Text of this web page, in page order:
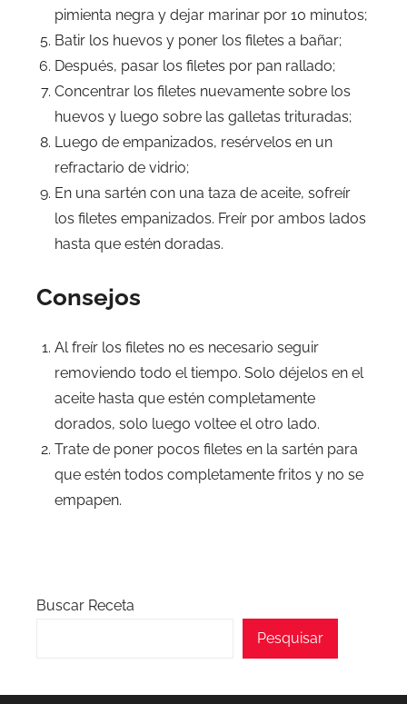
pimienta negra y dejar marinar por 10 minutos;
Batir los huevos y poner los filetes a bañar;
Después, pasar los filetes por pan rallado;
Concentrar los filetes nuevamente sobre los
huevos y luego sobre las galletas trituradas;
Luego de empanizados, resérvelos en un
refractario de vidrio;
En una sartén con una taza de aceite, sofreír
los filetes empanizados. Freír por ambos lados
hasta que estén doradas.
Consejos
Al freír los filetes no es necesario seguir
removiendo todo el tiempo. Solo déjelos en el
aceite hasta que estén completamente
dorados, solo luego voltee el otro lado.
Trate de poner pocos filetes en la sartén para
que estén todos completamente fritos y no se
empapen.
Buscar Receta
Pesquisar